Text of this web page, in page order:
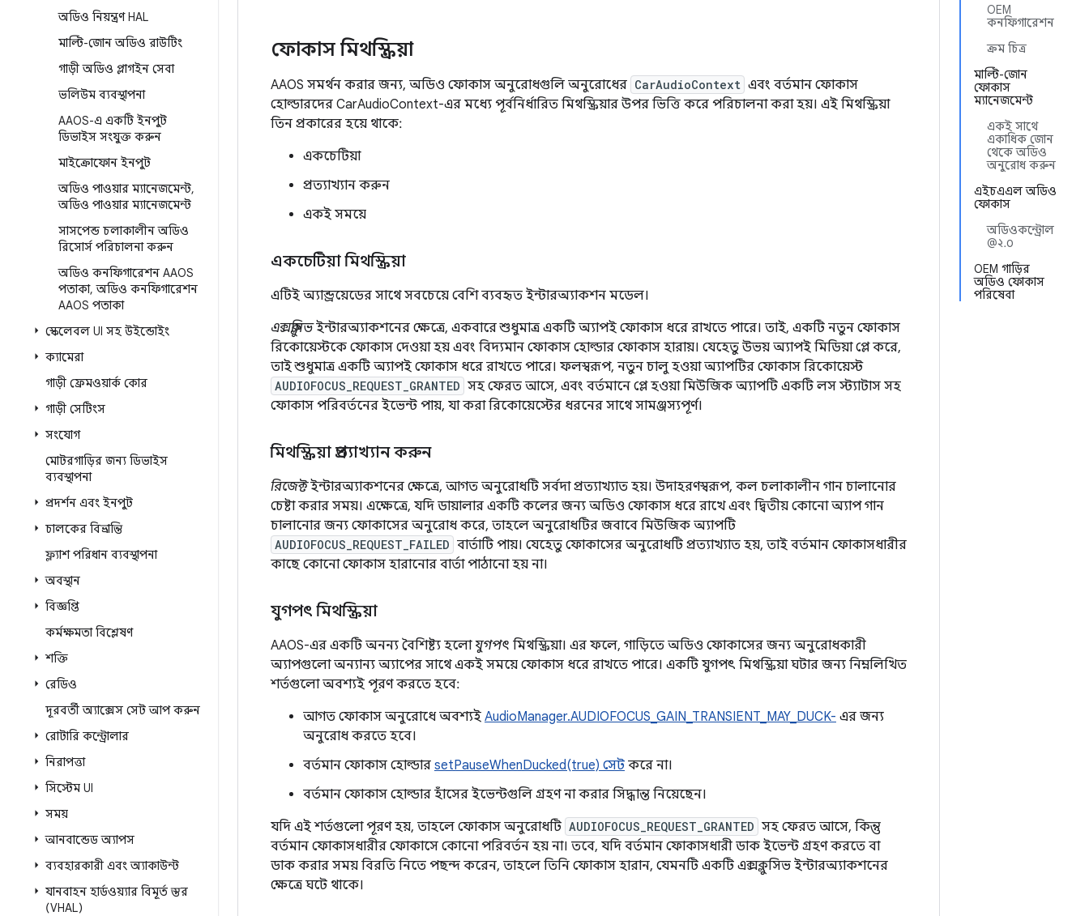
অডিও নিয়ন্ত্রণ HAL
মাল্টি-জোন অডিও রাউটিং
গাড়ী অডিও প্লাগইন সেবা
ভলিউম ব্যবস্থাপনা
AAOS-এ একটি ইনপুট
ডিভাইস সংযুক্ত করুন
মাইক্রোফোন ইনপুট
অডিও পাওয়ার ম্যানেজমেন্ট,
অডিও পাওয়ার ম্যানেজমেন্ট
সাসপেন্ড চলাকালীন অডিও
রিসোর্স পরিচালনা করুন
অডিও কনফিগারেশন AAOS
পতাকা, অডিও কনফিগারেশন
AAOS পতাকা
স্কেলেবল UI সহ উইন্ডোইং
ক্যামেরা
গাড়ী ফ্রেমওয়ার্ক কোর
গাড়ী সেটিংস
সংযোগ
মোটরগাড়ির জন্য ডিভাইস
ব্যবস্থাপনা
প্রদর্শন এবং ইনপুট
চালকের বিভ্রান্তি
ফ্ল্যাশ পরিধান ব্যবস্থাপনা
অবস্থান
বিজ্ঞপ্তি
কর্মক্ষমতা বিশ্লেষণ
শক্তি
রেডিও
দূরবর্তী অ্যাক্সেস সেট আপ করুন
রোটারি কন্ট্রোলার
নিরাপত্তা
সিস্টেম UI
সময়
আনবান্ডেড অ্যাপস
ব্যবহারকারী এবং অ্যাকাউন্ট
যানবাহন হার্ডওয়্যার বিমূর্ত স্তর
(VHAL)
OEM
কনফিগারেশন
ক্রম চিত্র
মাল্টি-জোন
ফোকাস
ম্যানেজমেন্ট
একই সাথে
একাধিক জোন
থেকে অডিও
অনুরোধ করুন
এইচএএল অডিও
ফোকাস
অডিওকন্ট্রোল
@২.০
OEM গাড়ির
অডিও ফোকাস
পরিষেবা
ফোকাস মিথস্ক্রিয়া
AAOS সমর্থন করার জন্য, অডিও ফোকাস অনুরোধগুলি অনুরোধের CarAudioContext এবং বর্তমান ফোকাস
হোল্ডারদের CarAudioContext-এর মধ্যে পূর্বনির্ধারিত মিথস্ক্রিয়ার উপর ভিত্তি করে পরিচালনা করা হয়। এই মিথস্ক্রিয়া
তিন প্রকারের হয়ে থাকে:
একচেটিয়া
প্রত্যাখ্যান করুন
একই সময়ে
একচেটিয়া মিথস্ক্রিয়া
এটিই অ্যান্ড্রয়েডের সাথে সবচেয়ে বেশি ব্যবহৃত ইন্টারঅ্যাকশন মডেল।
এক্সক্লুসিভইন্টারঅ্যাকশনের ক্ষেত্রে, একবারে শুধুমাত্র একটি অ্যাপই ফোকাস ধরে রাখতে পারে। তাই, একটি নতুন ফোকাস
রিকোয়েস্টকে ফোকাস দেওয়া হয় এবং বিদ্যমান ফোকাস হোল্ডার ফোকাস হারায়। যেহেতু উভয় অ্যাপই মিডিয়া প্লে করে,
তাই শুধুমাত্র একটি অ্যাপই ফোকাস ধরে রাখতে পারে। ফলস্বরূপ, নতুন চালু হওয়া অ্যাপটির ফোকাস রিকোয়েস্ট
AUDIOFOCUS_REQUEST_GRANTED সহ ফেরত আসে, এবং বর্তমানে প্লে হওয়া মিউজিক অ্যাপটি একটি লস স্ট্যাটাস সহ
ফোকাস পরিবর্তনের ইভেন্ট পায়, যা করা রিকোয়েস্টের ধরনের সাথে সামঞ্জস্যপূর্ণ।
মিথস্ক্রিয়া প্রত্যাখ্যান করুন
রিজেক্টইন্টারঅ্যাকশনের ক্ষেত্রে, আগত অনুরোধটি সর্বদা প্রত্যাখ্যাত হয়। উদাহরণস্বরূপ, কল চলাকালীন গান চালানোর
চেষ্টা করার সময়। এক্ষেত্রে, যদি ডায়ালার একটি কলের জন্য অডিও ফোকাস ধরে রাখে এবং দ্বিতীয় কোনো অ্যাপ গান
চালানোর জন্য ফোকাসের অনুরোধ করে, তাহলে অনুরোধটির জবাবে মিউজিক অ্যাপটি
AUDIOFOCUS_REQUEST_FAILED বার্তাটি পায়। যেহেতু ফোকাসের অনুরোধটি প্রত্যাখ্যাত হয়, তাই বর্তমান ফোকাসধারীর
কাছে কোনো ফোকাস হারানোর বার্তা পাঠানো হয় না।
যুগপৎ মিথস্ক্রিয়া
AAOS-এর একটি অনন্য বৈশিষ্ট্য হলোযুগপৎ মিথস্ক্রিয়া। এর ফলে, গাড়িতে অডিও ফোকাসের জন্য অনুরোধকারী
অ্যাপগুলো অন্যান্য অ্যাপের সাথে একই সময়ে ফোকাস ধরে রাখতে পারে। একটি যুগপৎ মিথস্ক্রিয়া ঘটার জন্য নিম্নলিখিত
শর্তগুলো অবশ্যই পূরণ করতে হবে:
আগত ফোকাস অনুরোধে অবশ্যই AudioManager.AUDIOFOCUS_GAIN_TRANSIENT_MAY_DUCK- এর জন্য
অনুরোধ করতে হবে।
বর্তমান ফোকাস হোল্ডার setPauseWhenDucked(true) সেট করে না।
বর্তমান ফোকাস হোল্ডার হাঁসের ইভেন্টগুলি গ্রহণ না করার সিদ্ধান্ত নিয়েছেন।
যদি এই শর্তগুলো পূরণ হয়, তাহলে ফোকাস অনুরোধটি AUDIOFOCUS_REQUEST_GRANTED সহ ফেরত আসে, কিন্তু
বর্তমান ফোকাসধারীর ফোকাসে কোনো পরিবর্তন হয় না। তবে, যদি বর্তমান ফোকাসধারী ডাক ইভেন্ট গ্রহণ করতে বা
ডাক করার সময় বিরতি নিতে পছন্দ করেন, তাহলে তিনি ফোকাস হারান, যেমনটি একটি এক্সক্লুসিভ ইন্টারঅ্যাকশনের
ক্ষেত্রে ঘটে থাকে।